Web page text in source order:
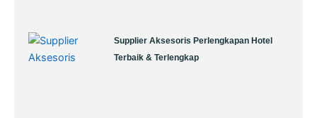
Supplier Aksesoris Perlengkapan Hotel
Terbaik & Terlengkap